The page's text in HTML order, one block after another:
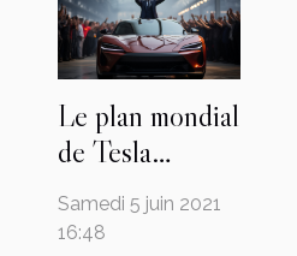
Le plan mondial
de Tesla
menacé par le
cynisme du
Samedi 5 juin 2021
16:48